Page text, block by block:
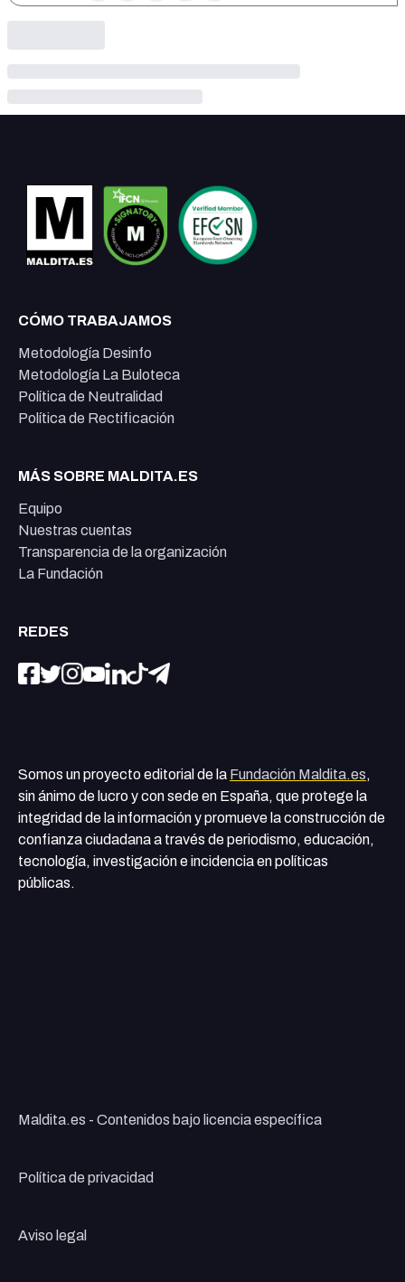
CÓMO TRABAJAMOS
Metodología Desinfo
Metodología La Buloteca
Política de Neutralidad
Política de Rectificación
MÁS SOBRE MALDITA.ES
Equipo
Nuestras cuentas
Transparencia de la organización
La Fundación
REDES
Somos un proyecto editorial de la Fundación Maldita.es,
sin ánimo de lucro y con sede en España, que protege la
integridad de la información y promueve la construcción de
confianza ciudadana a través de periodismo, educación,
tecnología, investigación e incidencia en políticas
públicas.
Maldita.es - Contenidos bajo licencia específica
Política de privacidad
Aviso legal